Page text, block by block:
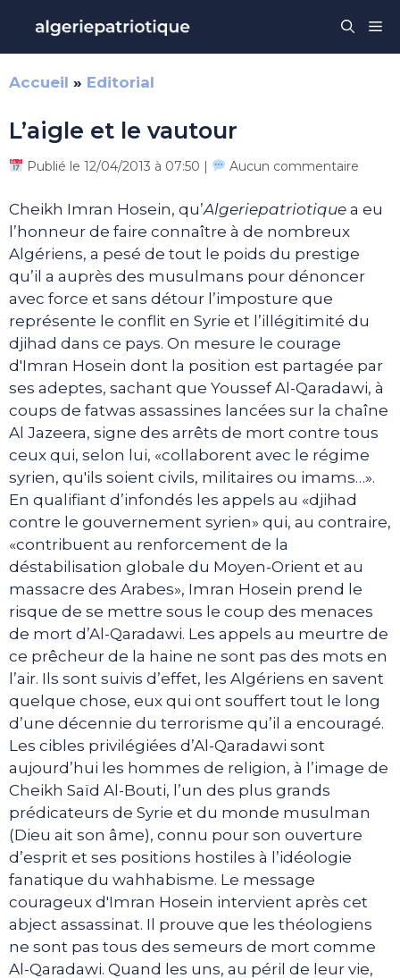
contenu
Accueil » Editorial
L’aigle et le vautour
Publié le 12/04/2013 à 07:50 | Aucun commentaire
Cheikh Imran Hosein, qu’Algeriepatriotique a eu
l’honneur de faire connaître à de nombreux
Algériens, a pesé de tout le poids du prestige
qu’il a auprès des musulmans pour dénoncer
avec force et sans détour l’imposture que
représente le conflit en Syrie et l’illégitimité du
djihad dans ce pays. On mesure le courage
d'Imran Hosein dont la position est partagée par
ses adeptes, sachant que Youssef Al-Qaradawi, à
coups de fatwas assassines lancées sur la chaîne
Al Jazeera, signe des arrêts de mort contre tous
ceux qui, selon lui, «collaborent avec le régime
syrien, qu'ils soient civils, militaires ou imams…».
En qualifiant d’infondés les appels au «djihad
contre le gouvernement syrien» qui, au contraire,
«contribuent au renforcement de la
déstabilisation globale du Moyen-Orient et au
massacre des Arabes», Imran Hosein prend le
risque de se mettre sous le coup des menaces
de mort d’Al-Qaradawi. Les appels au meurtre de
ce prêcheur de la haine ne sont pas des mots en
l’air. Ils sont suivis d’effet, les Algériens en savent
quelque chose, eux qui ont souffert tout le long
d’une décennie du terrorisme qu’il a encouragé.
Les cibles privilégiées d’Al-Qaradawi sont
aujourd’hui les hommes de religion, à l’image de
Cheikh Saïd Al-Bouti, l’un des plus grands
prédicateurs de Syrie et du monde musulman
(Dieu ait son âme), connu pour son ouverture
d’esprit et ses positions hostiles à l’idéologie
fanatique du wahhabisme. Le message
courageux d'Imran Hosein intervient après cet
abject assassinat. Il prouve que les théologiens
ne sont pas tous des semeurs de mort comme
Al-Qaradawi. Quand les uns, au péril de leur vie,